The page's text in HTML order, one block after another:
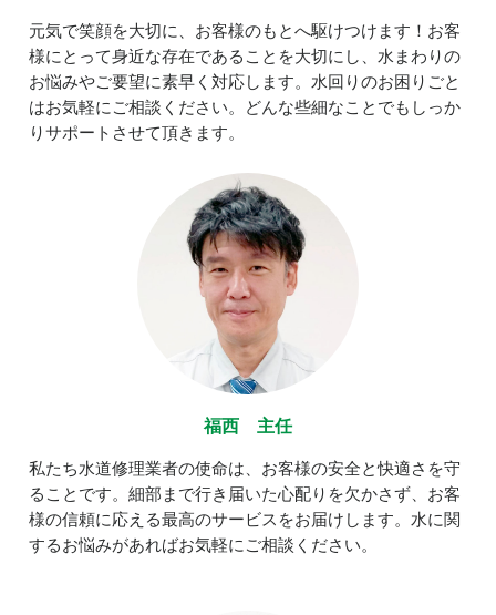
元気で笑顔を大切に、お客様のもとへ駆けつけます！お客
様にとって身近な存在であることを大切にし、水まわりの
お悩みやご要望に素早く対応します。水回りのお困りごと
はお気軽にご相談ください。どんな些細なことでもしっか
りサポートさせて頂きます。
福西 主任
私たち水道修理業者の使命は、お客様の安全と快適さを守
ることです。細部まで行き届いた心配りを欠かさず、お客
様の信頼に応える最高のサービスをお届けします。水に関
するお悩みがあればお気軽にご相談ください。